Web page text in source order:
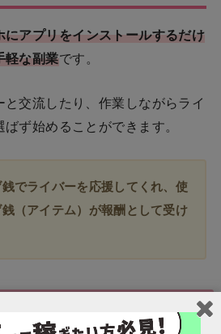
にアプリをインストールするだけ
軽な副業です。
交流したり、作業しながらライ
ず始めることができます。
でライバーを応援してくれ、使
（アイテム）が報酬として受け
的にライブ配信